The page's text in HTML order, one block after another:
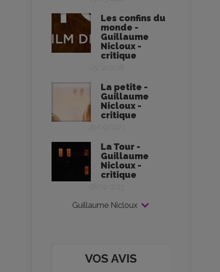
Les confins du
monde -
Guillaume
Nicloux -
critique
05/12/2018
La petite -
Guillaume
Nicloux -
critique
La Tour -
Guillaume
Nicloux -
critique
08/02/2023
Guillaume Nicloux
VOS AVIS